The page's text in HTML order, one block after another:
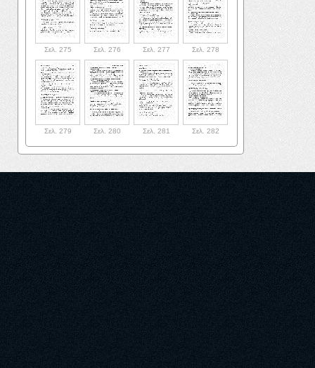
Σελ. 275 Σελ. 276 Σελ. 277 Σελ. 278
Σελ. 279 Σελ. 280 Σελ. 281 Σελ. 282